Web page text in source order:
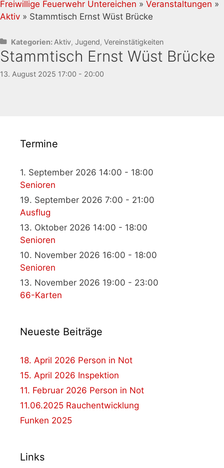
Freiwillige Feuerwehr Untereichen » Veranstaltungen »
Aktiv » Stammtisch Ernst Wüst Brücke
Kategorien: Aktiv, Jugend, Vereinstätigkeiten
Stammtisch Ernst Wüst Brücke
13. August 2025 17:00 - 20:00
Termine
1. September 2026 14:00 - 18:00
Senioren
19. September 2026 7:00 - 21:00
Ausflug
13. Oktober 2026 14:00 - 18:00
Senioren
10. November 2026 16:00 - 18:00
Senioren
13. November 2026 19:00 - 23:00
66-Karten
Neueste Beiträge
18. April 2026 Person in Not
15. April 2026 Inspektion
11. Februar 2026 Person in Not
11.06.2025 Rauchentwicklung
Funken 2025
Links